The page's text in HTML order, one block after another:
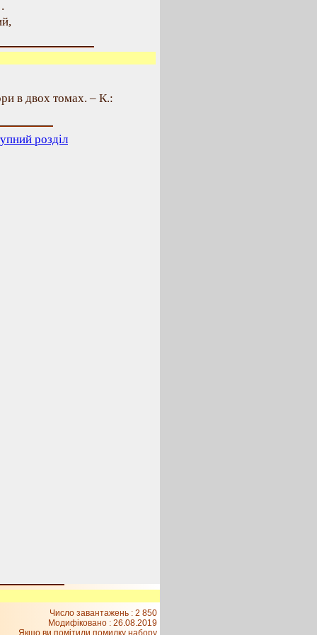
в двох томах. – К.:
розділ
Число завантажень : 2 850
Модифіковано : 26.08.2019
Якщо ви помітили помилку набору